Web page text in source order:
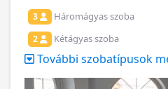
3 Háromágyas szoba
2 Kétágyas szoba
További szobatípusok